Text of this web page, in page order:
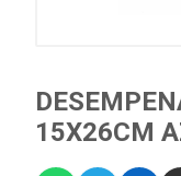
15X26CM